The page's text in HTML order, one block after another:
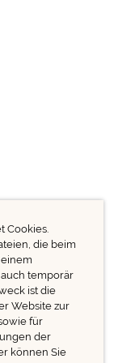
Cookies.
die beim
temporär
ist die
Website zur
für
der
können Sie